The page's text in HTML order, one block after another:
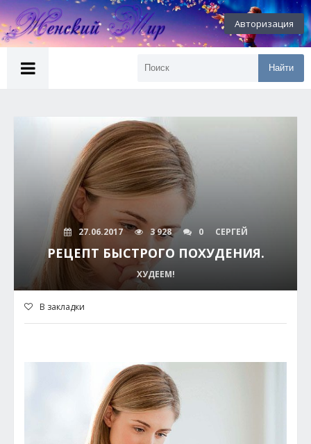
Авторизация
Найти
27.06.2017 3 928 0 СЕРГЕЙ
РЕЦЕПТ БЫСТРОГО ПОХУДЕНИЯ.
ХУДЕЕМ!
В закладки